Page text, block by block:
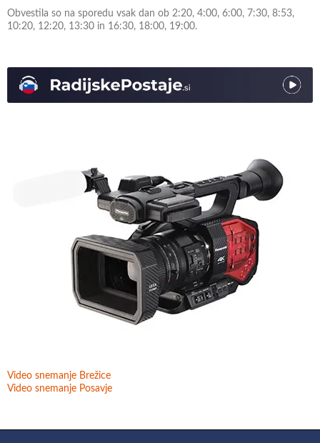
Obvestila so na sporedu vsak dan ob 2:20, 4:00, 6:00, 7:30, 8:53,
10:20, 12:20, 13:30 in 16:30, 18:00, 19:00.
Video snemanje Brežice
Video snemanje Posavje